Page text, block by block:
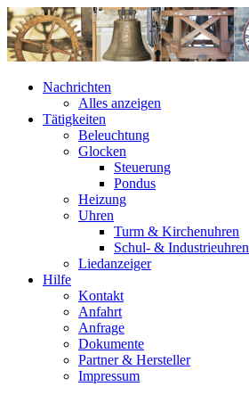
Nachrichten
Alles anzeigen
Tätigkeiten
Beleuchtung
Glocken
Steuerung
Pondus
Heizung
Uhren
Turm & Kirchenuhren
Schul- & Industrieuhren
Liedanzeiger
Hilfe
Kontakt
Anfahrt
Anfrage
Dokumente
Partner & Hersteller
Impressum